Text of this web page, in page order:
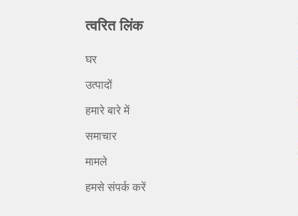
त्वरित लिंक
घर
उत्पादों
हमारे बारे में
समाचार
मामले
हमसे संपर्क करें